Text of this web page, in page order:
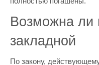
Возможна ли
закладной
По закону,